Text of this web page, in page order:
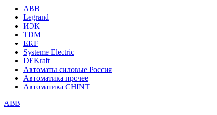
ABB
Legrand
ИЭК
TDM
EKF
Systeme Electric
DEKraft
Автоматы силовые Россия
Автоматика прочее
Автоматика CHINT
ABB